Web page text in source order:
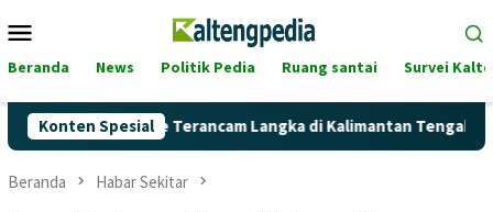
ke
Mobile
Beranda News Politik Pedia Ruang santai Survei
Konten Spesial
Pertalite Terancam Langka di Kalimantan Tengah?
Beranda Habar Sekitar